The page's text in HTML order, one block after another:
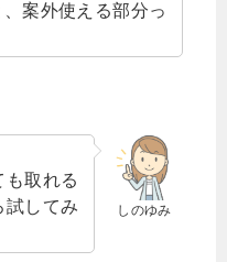
案外使える部分っ
しのゆみ
取れる
試してみ